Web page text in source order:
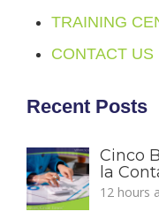
TRAINING
CONTACT US
Recent Posts
Cinco
la
12 hours